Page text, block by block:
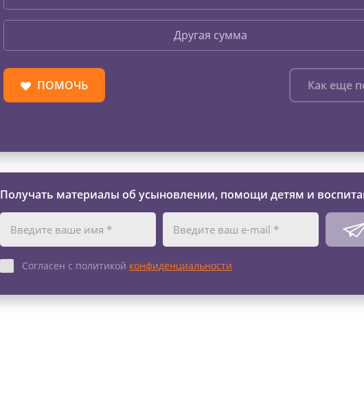
Другая сумма
ПОМОЧЬ Как еще
Получать материалы об усыновлении, помощи детям и
Согласен с политикой конфиденциальности